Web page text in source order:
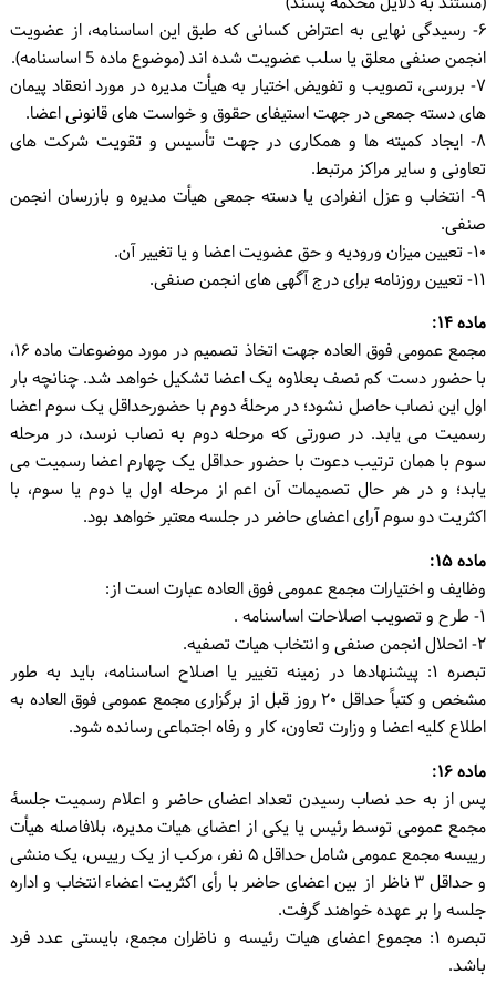
۶- رسیدگی نهایی به اعتراض کسانی که طبق این اساسنامه، از عضویت
انجمن صنفی معلق یا سلب عضویت شده اند (موضوع ماده 5 اساسنامه).
۷- بررسی، تصویب و تفویض اختیار به هیأت مدیره در مورد انعقاد پیمان
های دسته جمعی در جهت استیفای حقوق و خواست های قانونی اعضا.
۸- ایجاد کمیته ها و همکاری در جهت تأسیس و تقویت شرکت های
تعاونی و سایر مراکز مرتبط.
۹- انتخاب و عزل انفرادی یا دسته جمعی هیأت مدیره و بازرسان انجمن
صنفی.
۱۰- تعیین میزان ورودیه و حق عضویت اعضا و یا تغییر آن.
۱۱- تعیین روزنامه برای درج آگهی های انجمن صنفی.
ماده ۱۴:
مجمع عمومی فوق العاده جهت اتخاذ تصمیم در مورد موضوعات ماده ۱۶،
با حضور دست کم نصف بعلاوه یک اعضا تشکیل خواهد شد. چنانچه بار
اول این نصاب حاصل نشود؛ در مرحلۀ دوم با حضورحداقل یک سوم اعضا
رسمیت می یابد. در صورتی که مرحله دوم به نصاب نرسد، در مرحله
سوم با همان ترتیب دعوت با حضور حداقل یک چهارم اعضا رسمیت می
یابد؛ و در هر حال تصمیمات آن اعم از مرحله اول یا دوم یا سوم، با
اکثریت دو سوم آرای اعضای حاضر در جلسه معتبر خواهد بود.
ماده ۱۵:
وظایف و اختیارات مجمع عمومی فوق العاده عبارت است از:
۱- طرح و تصویب اصلاحات اساسنامه .
۲- انحلال انجمن صنفی و انتخاب هیات تصفیه.
تبصره ۱: پیشنهادها در زمینه تغییر یا اصلاح اساسنامه، باید به طور
مشخص و کتباً حداقل ۲۰ روز قبل از برگزاری مجمع عمومی فوق العاده به
اطلاع کلیه اعضا و وزارت تعاون، کار و رفاه اجتماعی رسانده شود.
ماده ۱۶:
پس از به حد نصاب رسیدن تعداد اعضای حاضر و اعلام رسمیت جلسۀ
مجمع عمومی توسط رئیس یا یکی از اعضای هیات مدیره، بلافاصله هیأت
رییسه مجمع عمومی شامل حداقل ۵ نفر، مرکب از یک رییس، یک منشی
و حداقل ۳ ناظر از بین اعضای حاضر با رأی اکثریت اعضاء انتخاب و اداره
جلسه را بر عهده خواهند گرفت.
تبصره ۱: مجموع اعضای هیات رئیسه و ناظران مجمع، بایستی عدد فرد
باشد.